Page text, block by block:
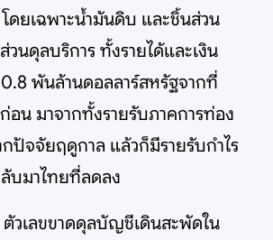
ดยเฉพาะน้ำมันดิบ และชิ้นส่วน
วนดุลบริการ ทั้งรายได้และเงิน
พันล้านดอลลาร์สหรัฐจากที่
อน มาจากทั้งรายรับภาคการท่อง
ปัจจัยฤดูกาล แล้วก็มีรายรับกำไร
บมาไทยที่ลดลง
ตัวเลขขาดดุลบัญชีเดินสะพัดใน